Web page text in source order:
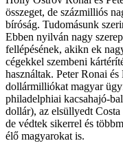
összeget, de százmilliós
bíróság. Tudomásunk
Ebben nyilván nagy
fellépésének, akikn ek
cégekkel szembeni
használtak. Peter Ronai
dollármilliókat magyar
philadelphiai kacsahajó-
dollár), az elsüllyedt
de védtek sikerrel és
élő magyarokat is.